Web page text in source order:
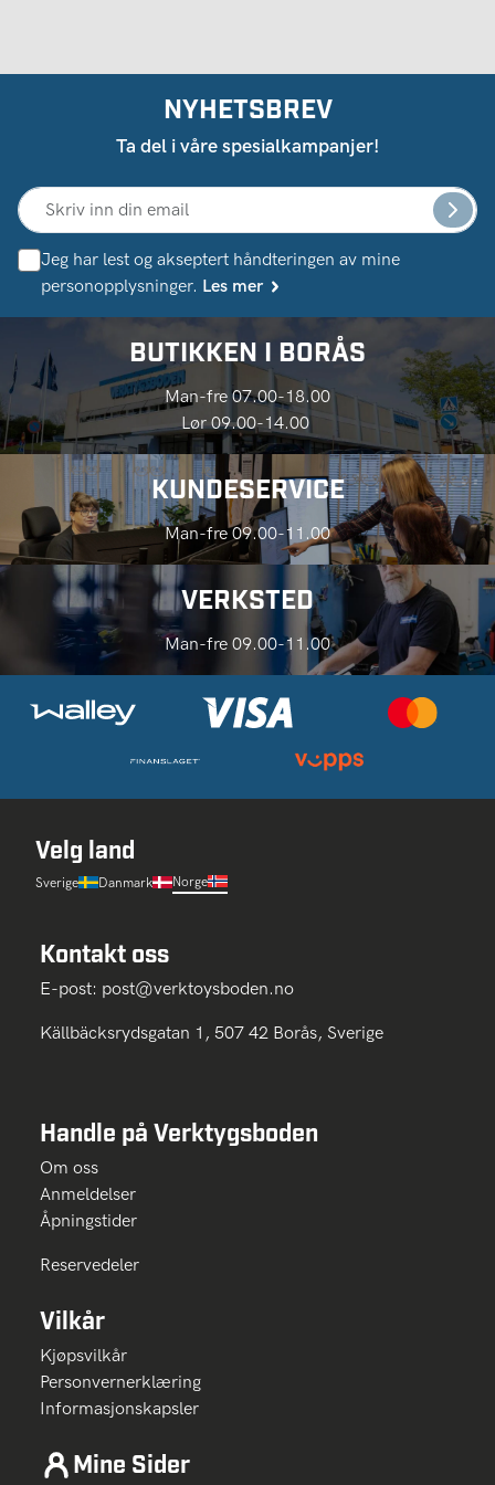
NYHETSBREV
Ta del i våre spesialkampanjer!
Jeg har lest og akseptert håndteringen av mine
personopplysninger. Les mer
BUTIKKEN I BORÅS
Man-fre 07.00-18.00
Lør 09.00-14.00
KUNDESERVICE
Man-fre 09.00-11.00
VERKSTED
Man-fre 09.00-11.00
Velg land
Sverige Danmark Norge
Kontakt oss
E-post: post@verktoysboden.no
Källbäcksrydsgatan 1, 507 42 Borås, Sverige
Handle på Verktygsboden
Om oss
Anmeldelser
Åpningstider
Reservedeler
Vilkår
Kjøpsvilkår
Personvernerklæring
Informasjonskapsler
Mine Sider